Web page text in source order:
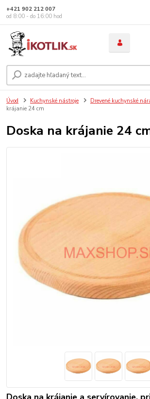
+421 902 212 007
od 8:00 - do 16:00 hod
Úvod Kuchynské nástroje Drevené kuchynské
krájanie 24 cm
Doska na krájanie 24